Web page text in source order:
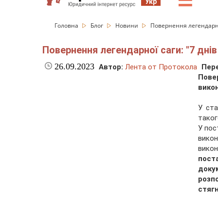
Головна Блог Новини Повернення
Повернення легендарної саги: "7
26.09.2023 Автор: Лента от Протокола
У
У